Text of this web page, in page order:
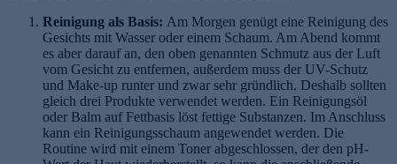
Reinigung als Basis: Am Morgen genügt eine Reinigung des
Gesichts mit Wasser oder einem Schaum. Am Abend kommt
es aber darauf an, den oben genannten Schmutz aus der Luft
vom Gesicht zu entfernen, außerdem muss der UV-Schutz
und Make-up runter und zwar sehr gründlich. Deshalb sollten
gleich drei Produkte verwendet werden. Ein Reinigungsöl
oder Balm auf Fettbasis löst fettige Substanzen. Im Anschluss
kann ein Reinigungsschaum angewendet werden. Die
Routine wird mit einem Toner abgeschlossen, der den pH-